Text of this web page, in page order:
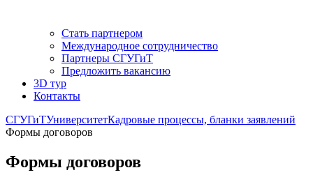
Стать партнером
Международное сотрудничество
Партнеры СГУГиТ
Предложить вакансию
3D тур
Контакты
СГУГиТУниверситетКадровые процессы, бланки заявлений
Формы договоров
Формы договоров